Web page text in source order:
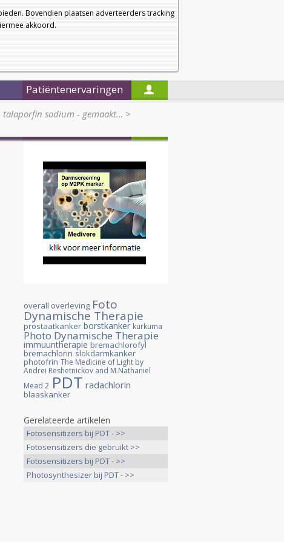
Bovendien plaatsen adverteerders tracking
akkoord.
a
a
Nieuwsbrief
Startpagina
Patiëntenervaringen
talaporfin sodium - gemaakt… >
overall overleving Foto
Dynamische Therapie
prostaatkanker borstkanker kurkuma
Photo Dynamische Therapie
immuuntherapie bremachlorofyl
bremachlorin slokdarmkanker
photofrin The Medicine of Light by
Andrei Reshetnickov and M.Nathaniel
Mead 2 PDT radachlorin
blaaskanker
Gerelateerde artikelen
Fotosensitizers bij PDT - >>
Fotosensitizers die gebruikt >>
Fotosensitizers bij PDT - >>
Photosynthesizer bij PDT - >>